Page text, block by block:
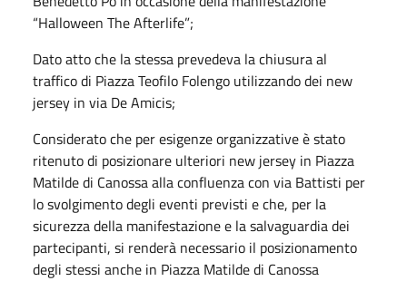
“Halloween The Afterlife”;
Dato atto che la stessa prevedeva la chiusura al
traffico di Piazza Teofilo Folengo utilizzando dei new
jersey in via De Amicis;
Considerato che per esigenze organizzative è stato
ritenuto di posizionare ulteriori new jersey in Piazza
Matilde di Canossa alla confluenza con via Battisti per
lo svolgimento degli eventi previsti e che, per la
sicurezza della manifestazione e la salvaguardia dei
partecipanti, si renderà necessario il posizionamento
degli stessi anche in Piazza Matilde di Canossa